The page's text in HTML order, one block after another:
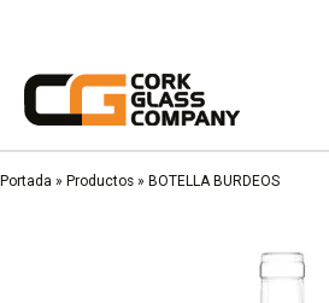
Portada » Productos » BOTELLA BURDEOS